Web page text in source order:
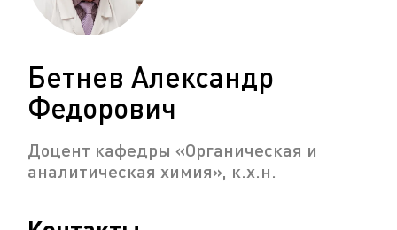
Бетнев Александр
Федорович
Доцент кафедры «Органическая и
аналитическая химия», к.х.н.